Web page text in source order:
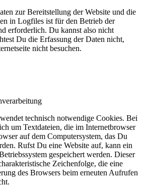
zur Bereitstellung der Website und die
in Logfiles ist für den Betrieb der
erforderlich. Du kannst also nicht
Du die Erfassung der Daten nicht,
nicht besuchen.
technisch notwendige Cookies. Bei
um Textdateien, die im Internetbrowser
auf dem Computersystem, das Du
Rufst Du eine Website auf, kann ein
gespeichert werden. Dieser
Zeichenfolge, die eine
des Browsers beim erneuten Aufrufen